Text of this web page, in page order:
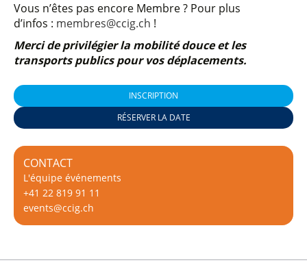
Vous n’êtes pas encore Membre ? Pour plus
d’infos : membres@ccig.ch !
Merci de privilégier la mobilité douce et les
transports publics pour vos déplacements.
INSCRIPTION
RÉSERVER LA DATE
CONTACT
L'équipe événements
+41 22 819 91 11
events@ccig.ch